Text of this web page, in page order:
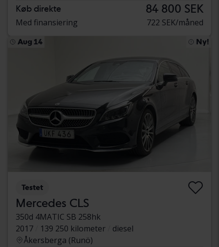
Køb direkte 84 800 SEK
Med finansiering 722 SEK/måned
Aug 14 Ny!
Testet
Mercedes CLS
350d 4MATIC SB 258hk
2017
139 250 kilometer
diesel
Åkersberga (Runö)